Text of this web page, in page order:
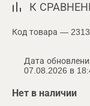
К
Код товара —
Дата
07.08.2026 в
Нет в наличии